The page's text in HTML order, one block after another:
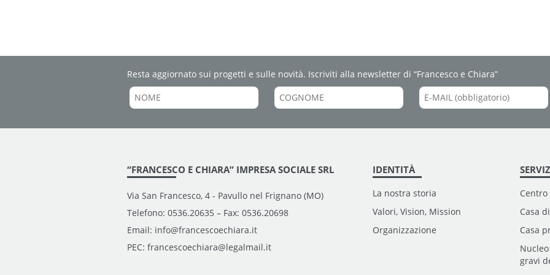
Resta aggiornato sui progetti e sulle novità. Iscriviti alla newsletter di “Francesco e Chiara”
“FRANCESCO E CHIARA” IMPRESA SOCIALE SRL
Via San Francesco, 4 - Pavullo nel Frignano (MO)
Telefono: 0536.20635 – Fax: 0536.20698
Email: info@francescoechiara.it
PEC: francescoechiara@legalmail.it
IDENTITÀ
La nostra storia
Valori, Vision, Mission
Organizzazione
Casa
Casa
gravi